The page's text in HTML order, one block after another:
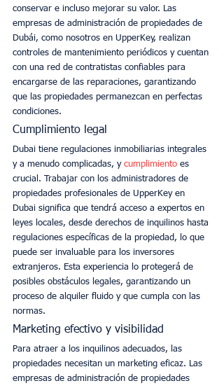
conservar e incluso mejorar su valor. Las
empresas de administración de propiedades de
Dubái, como nosotros en UpperKey, realizan
controles de mantenimiento periódicos y cuentan
con una red de contratistas confiables para
encargarse de las reparaciones, garantizando
que las propiedades permanezcan en perfectas
condiciones.
Cumplimiento legal
Dubai tiene regulaciones inmobiliarias integrales
y a menudo complicadas, y cumplimiento es
crucial. Trabajar con los administradores de
propiedades profesionales de UpperKey en
Dubai significa que tendrá acceso a expertos en
leyes locales, desde derechos de inquilinos hasta
regulaciones específicas de la propiedad, lo que
puede ser invaluable para los inversores
extranjeros. Esta experiencia lo protegerá de
posibles obstáculos legales, garantizando un
proceso de alquiler fluido y que cumpla con las
normas.
Marketing efectivo y visibilidad
Para atraer a los inquilinos adecuados, las
propiedades necesitan un marketing eficaz. Las
empresas de administración de propiedades